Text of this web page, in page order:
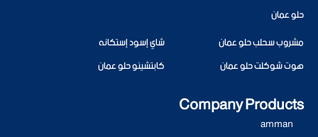
حلو عمان
مشروب سحلب حلو عمان
شاي إسود إستكانه
هوت شوكلت حلو عمان
كابتشينو حلو عمان
Company Products
amman